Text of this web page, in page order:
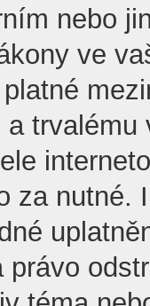
nebo
ve
platné
za nutné.
právo